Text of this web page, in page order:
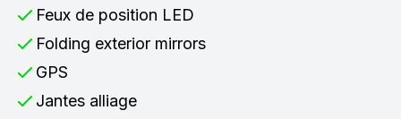
Feux de position LED
Folding exterior mirrors
GPS
Jantes alliage